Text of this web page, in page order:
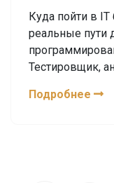
Куда пойти в IT
реальные пути
Тестировщик,
искать первую
Подробнее